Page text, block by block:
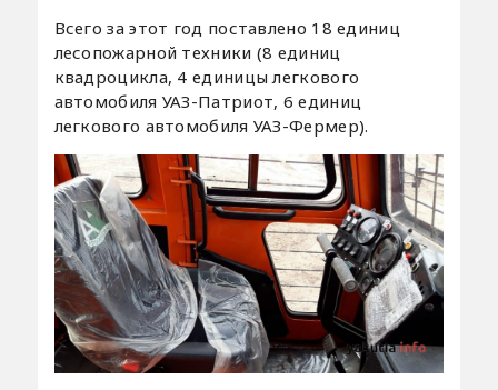
Всего за этот год поставлено 18 единиц
лесопожарной техники (8 единиц
квадроцикла, 4 единицы легкового
автомобиля УАЗ-Патриот, 6 единиц
легкового автомобиля УАЗ-Фермер).